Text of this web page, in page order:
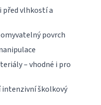
vlhkostí a
povrch
– vhodné i pro
intenzivní školkový